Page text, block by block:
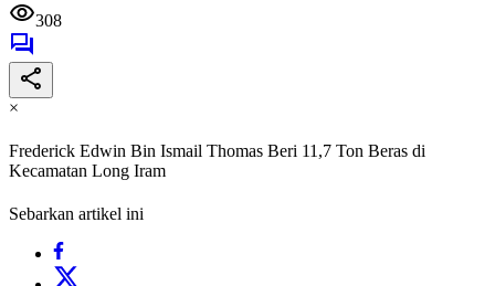
308
×
Frederick Edwin Bin Ismail Thomas Beri 11,7 Ton Beras di
Kecamatan Long Iram
Sebarkan artikel ini